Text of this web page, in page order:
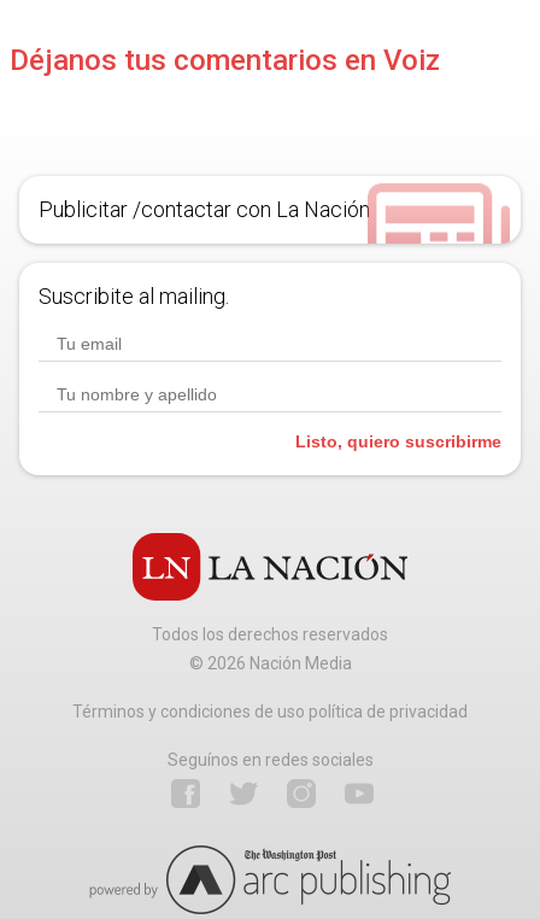
Déjanos tus comentarios en Voiz
Publicitar /contactar con La Nación
Suscribite al mailing.
Listo, quiero suscribirme
Todos los derechos reservados
© 2026 Nación Media
Términos y condiciones de uso política de privacidad
Seguínos en redes sociales